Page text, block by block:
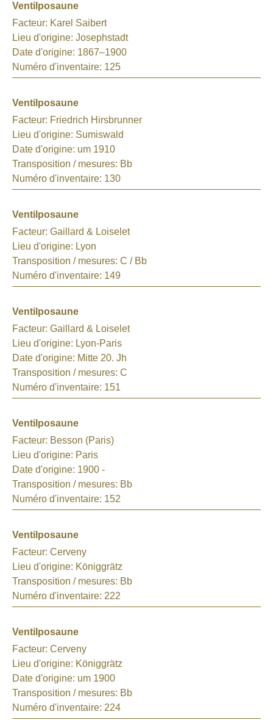
Ventilposaune
Facteur: Karel Saibert
Lieu d'origine: Josephstadt
Date d'origine: 1867–1900
Numéro d'inventaire: 125
Ventilposaune
Facteur: Friedrich Hirsbrunner
Lieu d'origine: Sumiswald
Date d'origine: um 1910
Transposition / mesures: Bb
Numéro d'inventaire: 130
Ventilposaune
Facteur: Gaillard & Loiselet
Lieu d'origine: Lyon
Transposition / mesures: C / Bb
Numéro d'inventaire: 149
Ventilposaune
Facteur: Gaillard & Loiselet
Lieu d'origine: Lyon-Paris
Date d'origine: Mitte 20. Jh
Transposition / mesures: C
Numéro d'inventaire: 151
Ventilposaune
Facteur: Besson (Paris)
Lieu d'origine: Paris
Date d'origine: 1900 -
Transposition / mesures: Bb
Numéro d'inventaire: 152
Ventilposaune
Facteur: Cerveny
Lieu d'origine: Königgrätz
Transposition / mesures: Bb
Numéro d'inventaire: 222
Ventilposaune
Facteur: Cerveny
Lieu d'origine: Königgrätz
Date d'origine: um 1900
Transposition / mesures: Bb
Numéro d'inventaire: 224